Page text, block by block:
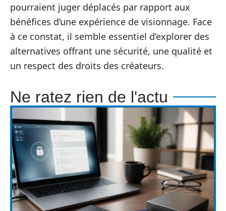
pourraient juger déplacés par rapport aux
bénéfices d’une expérience de visionnage. Face
à ce constat, il semble essentiel d’explorer des
alternatives offrant une sécurité, une qualité et
un respect des droits des créateurs.
Ne ratez rien de l'actu